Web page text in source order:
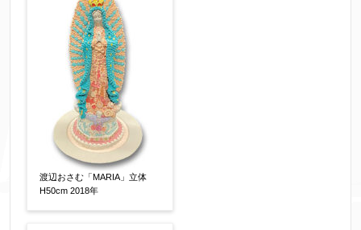
添付画像 【任意】
※添付画像は5MBまでのjpg、gif、pig、pdf形式
渡辺おさむ「MARIA」立体
H50cm 2018年